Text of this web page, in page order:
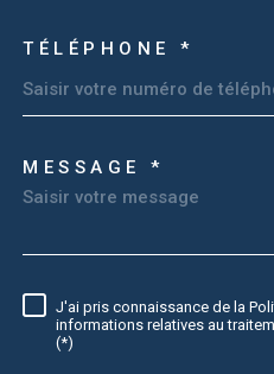
TÉLÉPHONE *
MESSAGE *
J'ai pris connaissance de la
informations relatives au
(*)